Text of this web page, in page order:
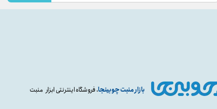
بازار منبت چوبینجا، فروشگاه اینترنتی ابزار منبت